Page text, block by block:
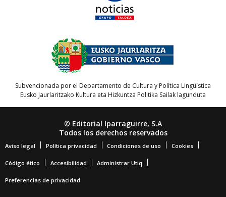
Subvencionada por el Departamento de Cultura y Política Lingüística
Eusko Jaurlaritzako Kultura eta Hizkuntza Politika Sailak lagunduta
© Editorial Iparraguirre, S.A
Todos los derechos reservados
Aviso legal Política privacidad Condiciones de uso Cookies
Código ético Accesibilidad Administrar Utiq
Preferencias de privacidad